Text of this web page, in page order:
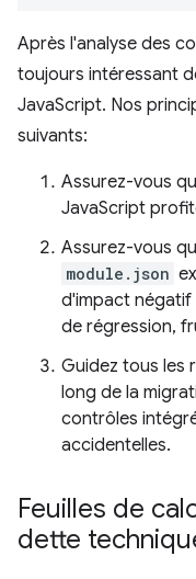
Après l'analyse des
toujours intéressant
JavaScript. Nos
suivants:
Assurez-vous
JavaScript
Assurez-vous
module.json
d'impact négatif
de régression,
Guidez tous les
long de la
contrôles
accidentelles.
Feuilles de
dette